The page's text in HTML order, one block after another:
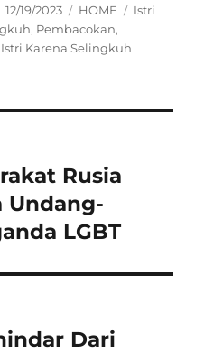
Posted
on
12/19/2023 Categories
HOME Tags
Istri
, Pembacokan,
Karena Selingkuh
Rusia
Undang-
LGBT
Dari